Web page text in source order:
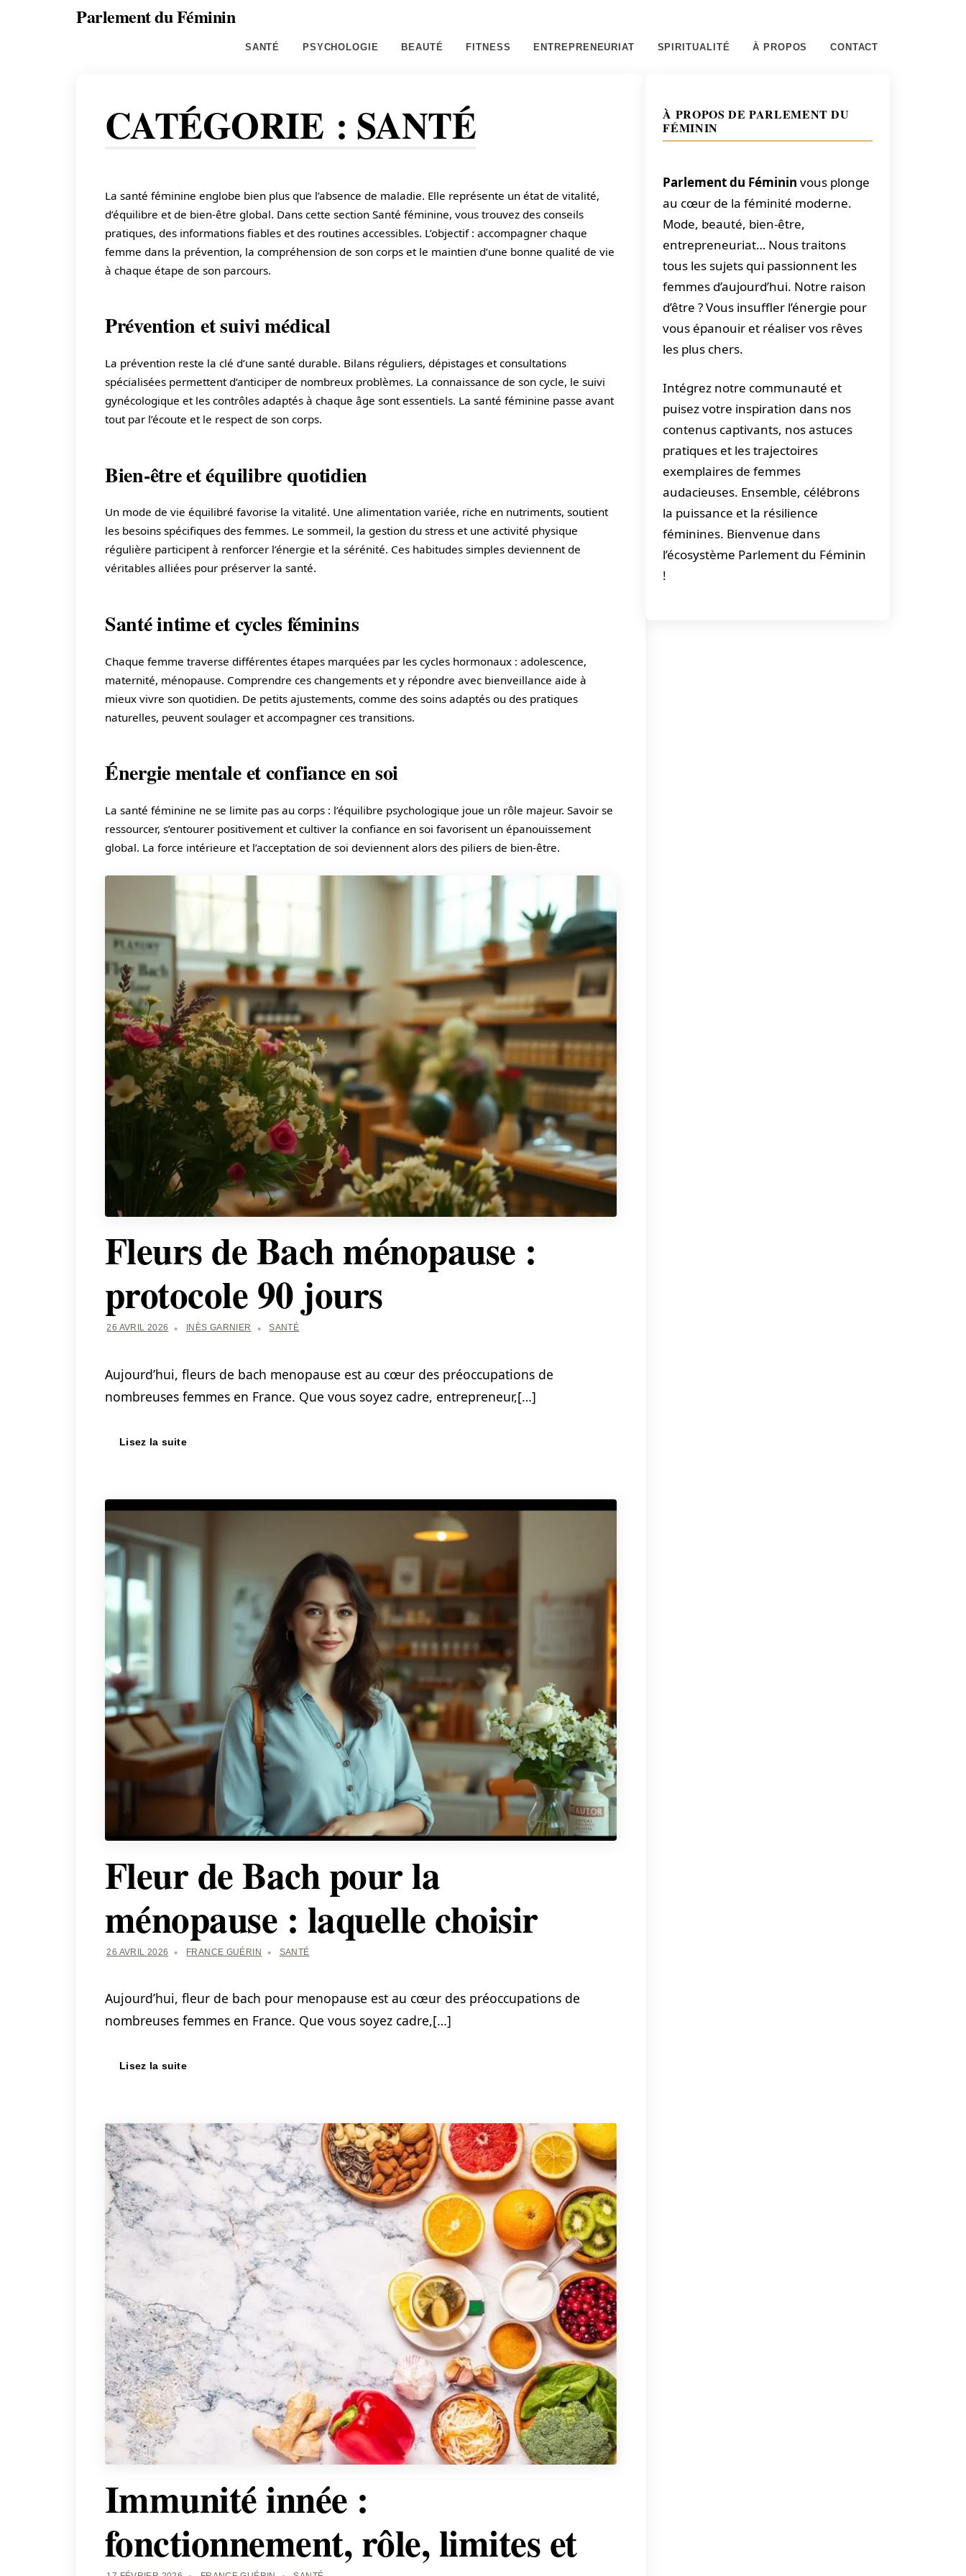
Parlement du Féminin
entrepreneuriat
SANTÉ PSYCHOLOGIE BEAUTÉ FITNESS ENTREPRENEURIAT SPIRITUALITÉ À PROPOS CONTACT
CATÉGORIE : SANTÉ
La santé féminine englobe bien plus que l’absence de maladie. Elle représente un état de vitalité,
d’équilibre et de bien-être global. Dans cette section Santé féminine, vous trouvez des conseils
pratiques, des informations fiables et des routines accessibles. L’objectif : accompagner chaque
femme dans la prévention, la compréhension de son corps et le maintien d’une bonne qualité de vie
à chaque étape de son parcours.
Prévention et suivi médical
La prévention reste la clé d’une santé durable. Bilans réguliers, dépistages et consultations
spécialisées permettent d’anticiper de nombreux problèmes. La connaissance de son cycle, le suivi
gynécologique et les contrôles adaptés à chaque âge sont essentiels. La santé féminine passe avant
tout par l’écoute et le respect de son corps.
Bien-être et équilibre quotidien
Un mode de vie équilibré favorise la vitalité. Une alimentation variée, riche en nutriments, soutient
les besoins spécifiques des femmes. Le sommeil, la gestion du stress et une activité physique
régulière participent à renforcer l’énergie et la sérénité. Ces habitudes simples deviennent de
véritables alliées pour préserver la santé.
Santé intime et cycles féminins
Chaque femme traverse différentes étapes marquées par les cycles hormonaux : adolescence,
maternité, ménopause. Comprendre ces changements et y répondre avec bienveillance aide à
mieux vivre son quotidien. De petits ajustements, comme des soins adaptés ou des pratiques
naturelles, peuvent soulager et accompagner ces transitions.
Énergie mentale et confiance en soi
La santé féminine ne se limite pas au corps : l’équilibre psychologique joue un rôle majeur. Savoir se
ressourcer, s’entourer positivement et cultiver la confiance en soi favorisent un épanouissement
global. La force intérieure et l’acceptation de soi deviennent alors des piliers de bien-être.
Fleurs de Bach ménopause :
protocole 90 jours
26 AVRIL 2026 INÈS GARNIER SANTÉ
Aujourd’hui, fleurs de bach menopause est au cœur des préoccupations de
nombreuses femmes en France. Que vous soyez cadre, entrepreneur,[…]
Lisez la suite
Fleur de Bach pour la
ménopause : laquelle choisir
26 AVRIL 2026 FRANCE GUÉRIN SANTÉ
Aujourd’hui, fleur de bach pour menopause est au cœur des préoccupations de
nombreuses femmes en France. Que vous soyez cadre,[…]
Lisez la suite
Immunité innée :
fonctionnement, rôle, limites et
À PROPOS DE PARLEMENT DU
FÉMININ
Parlement du Féminin vous plonge
au cœur de la féminité moderne.
Mode, beauté, bien-être,
entrepreneuriat… Nous traitons
tous les sujets qui passionnent les
femmes d’aujourd’hui. Notre raison
d’être ? Vous insuffler l’énergie pour
vous épanouir et réaliser vos rêves
les plus chers.
Intégrez notre communauté et
puisez votre inspiration dans nos
contenus captivants, nos astuces
pratiques et les trajectoires
exemplaires de femmes
audacieuses. Ensemble, célébrons
la puissance et la résilience
féminines. Bienvenue dans
l’écosystème Parlement du Féminin
!